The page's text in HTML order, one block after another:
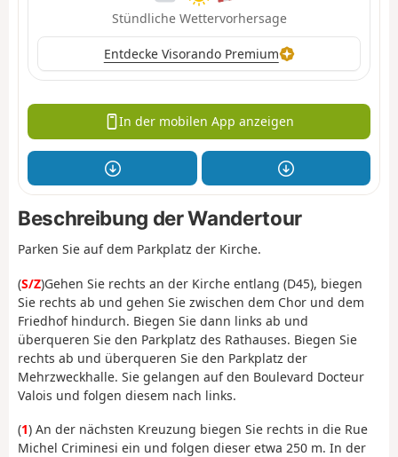
Stündliche Wettervorhersage
Entdecke Visorando Premium
In der mobilen App anzeigen
Beschreibung der Wandertour
Parken Sie auf dem Parkplatz der Kirche.
(S/Z)Gehen Sie rechts an der Kirche entlang (D45), biegen
Sie rechts ab und gehen Sie zwischen dem Chor und dem
Friedhof hindurch. Biegen Sie dann links ab und
überqueren Sie den Parkplatz des Rathauses. Biegen Sie
rechts ab und überqueren Sie den Parkplatz der
Mehrzweckhalle. Sie gelangen auf den Boulevard Docteur
Valois und folgen diesem nach links.
(1) An der nächsten Kreuzung biegen Sie rechts in die Rue
Michel Criminesi ein und folgen dieser etwa 250 m. In der